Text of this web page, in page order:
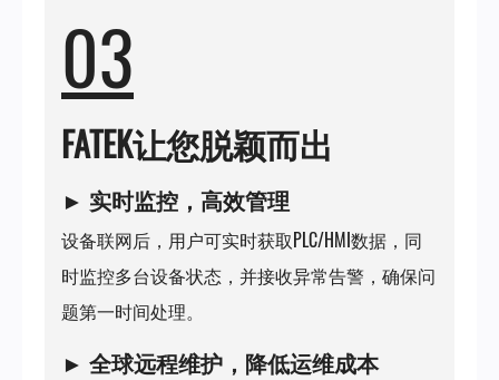
03
FATEK让您脱颖而出
► 实时监控，高效管理
设备联网后，用户可实时获取PLC/HMI数据，同
时监控多台设备状态，并接收异常告警，确保问
题第一时间处理。
► 全球远程维护，降低运维成本